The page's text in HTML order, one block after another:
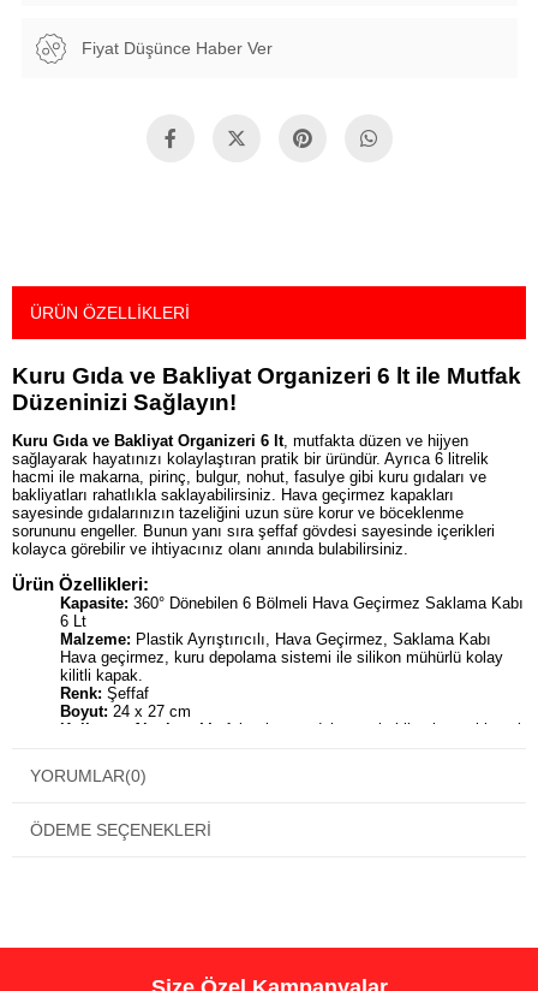
Fiyat Düşünce Haber Ver
ÜRÜN ÖZELLIKLERI
Kuru Gıda ve Bakliyat Organizeri 6 lt ile Mutfak
Düzeninizi Sağlayın!
Kuru Gıda ve Bakliyat Organizeri 6 lt, mutfakta düzen ve hijyen
sağlayarak hayatınızı kolaylaştıran pratik bir üründür. Ayrıca 6 litrelik
hacmi ile makarna, pirinç, bulgur, nohut, fasulye gibi kuru gıdaları ve
bakliyatları rahatlıkla saklayabilirsiniz. Hava geçirmez kapakları
sayesinde gıdalarınızın tazeliğini uzun süre korur ve böceklenme
sorununu engeller. Bunun yanı sıra şeffaf gövdesi sayesinde içerikleri
kolayca görebilir ve ihtiyacınız olanı anında bulabilirsiniz.
Ürün Özellikleri:
Kapasite: 360° Dönebilen 6 Bölmeli Hava Geçirmez Saklama Kabı
6 Lt
Malzeme: Plastik Ayrıştırıcılı, Hava Geçirmez, Saklama Kabı
Hava geçirmez, kuru depolama sistemi ile silikon mühürlü kolay
kilitli kapak.
Renk: Şeffaf
Boyut: 24 x 27 cm
Kullanım Alanları:
Mutfakta kuru gıdaları ve bakliyatları saklamak
Mutfakta düzen ve hijyen sağlar.
Böceklenme sorununu engeller.
Şeffaf gövdesi sayesinde içerikleri kolayca görebilirsiniz.
Ayrıca bulaşık makinesinde yıkayabilirsiniz.
Özellikle 360 Derece Dönüş, Ergonomik Tasarım, Pratik
YORUMLAR(0)
ÖDEME SEÇENEKLERI